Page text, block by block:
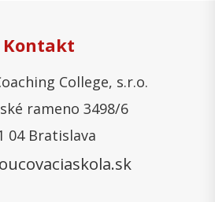
Kontakt
College, s.r.o.
rameno 3498/6
04 Bratislava